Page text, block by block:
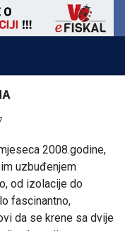
2008.godine,
uzbuđenjem
od izolacije do
fascinantno,
da se krene sa dvije